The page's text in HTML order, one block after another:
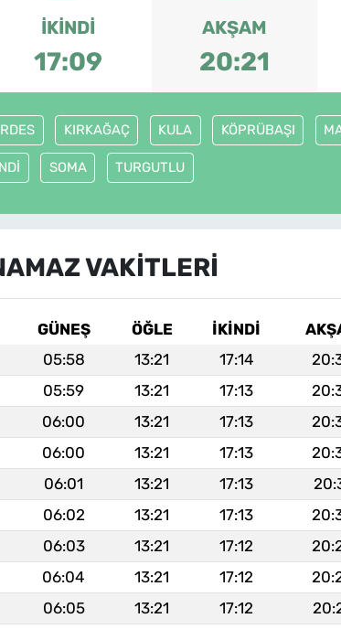
İKINDI
17:09
AKŞAM
20:21
KIRKAĞAÇ KULA KÖPRÜBAŞI
SOMA TURGUTLU
VAKITLERI
GÜNEŞ ÖĞLE İKINDI
05:58 13:21 17:14
05:59 13:21 17:13
06:00 13:21 17:13
06:00 13:21 17:13
06:01 13:21 17:13
06:02 13:21 17:13
06:03 13:21 17:12
06:04 13:21 17:12
06:05 13:21 17:12